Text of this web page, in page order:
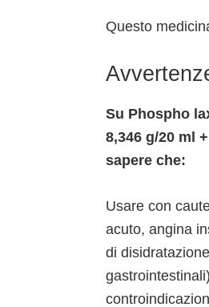
Questo
Su Phospho
8,346 g/20 ml
sapere che:
Usare con
acuto, angina
di